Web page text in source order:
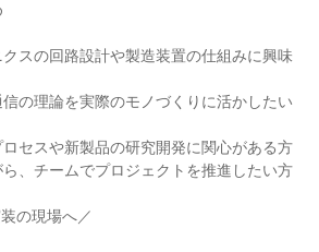
スの回路設計や製造装置の仕組みに興味
の理論を実際のモノづくりに活かしたい
セスや新製品の研究開発に関心がある方
、チームでプロジェクトを推進したい方
の現場へ／